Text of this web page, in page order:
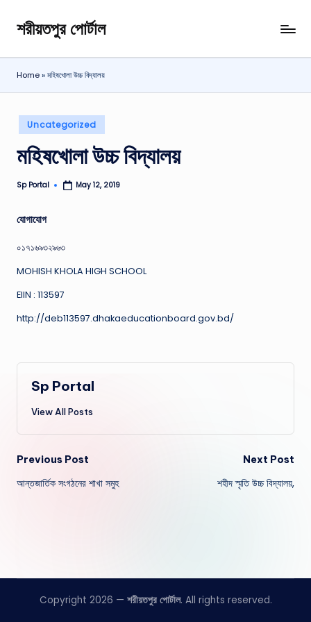
Skip
content
শরীয়তপুর পোর্টাল
শরীয়তপুর
জেলা
বিষয়ক
পোর্টাল
Home»মহিষখোলা উচ্চ বিদ্যালয়
Posted
in
Uncategorized
মহিষখোলা উচ্চ বিদ্যালয়
Posted
Sp Portal May 12, 2019
যোগাযোগ
০১৭১৬৯৩২৯৬৩
MOHISH KHOLA HIGH SCHOOL
EIIN : 113597
http://deb113597.dhakaeducationboard.gov.bd/
Sp Portal
View All Posts
Post
navigation
Previous Post
আন্তজার্তিক সংগঠনের শাখা সমুহ
Next Post
শহীদ স্মৃতি উচ্চ বিদ্যালয়,
Copyright 2026 — শরীয়তপুর পোর্টাল. All rights reserved.